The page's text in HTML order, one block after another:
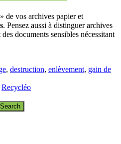
de vos archives papier et
. Pensez aussi à distinguer archives
documents sensibles nécessitant
, destruction, enlèvement, gain de
Recycléo